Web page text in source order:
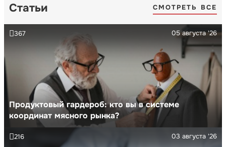
Статьи СМОТРЕТЬ ВСЕ
Продуктовый гардероб: кто вы в системе
координат мясного рынка?
05 августа '26
367
03 августа '26
216